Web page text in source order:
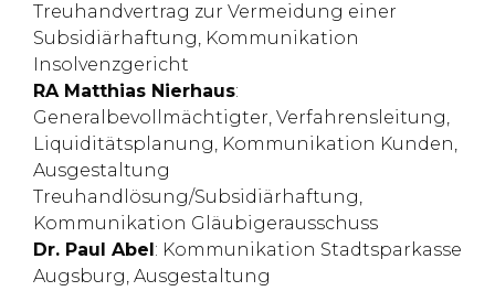
Treuhandvertrag zur Vermeidung einer
Subsidiärhaftung, Kommunikation
Insolvenzgericht
RA Matthias Nierhaus:
Generalbevollmächtigter, Verfahrensleitung,
Liquiditätsplanung, Kommunikation Kunden,
Ausgestaltung
Treuhandlösung/Subsidiärhaftung,
Kommunikation Gläubigerausschuss
Dr. Paul Abel: Kommunikation Stadtsparkasse
Augsburg, Ausgestaltung